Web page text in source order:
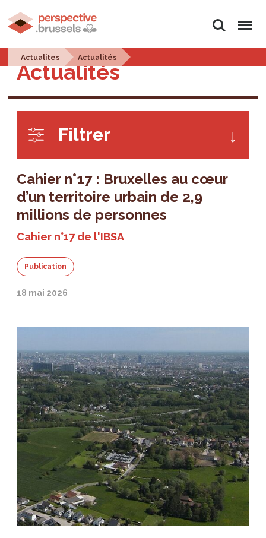
Rechercher
Menu
Actualites Actualités
Actualités
Filtrer
Cahier n°17 : Bruxelles au cœur
d’un territoire urbain de 2,9
millions de personnes
Cahier n°17 de l'IBSA
Publication
18 mai 2026